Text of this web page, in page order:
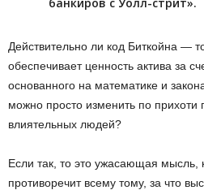
Действительно ли код Биткойна —
обеспечивает ценность актива за
основанного на математике и
можно просто изменить по прихоти
влиятельных людей?
Если так, то это ужасающая мысль,
противоречит всему тому, за что